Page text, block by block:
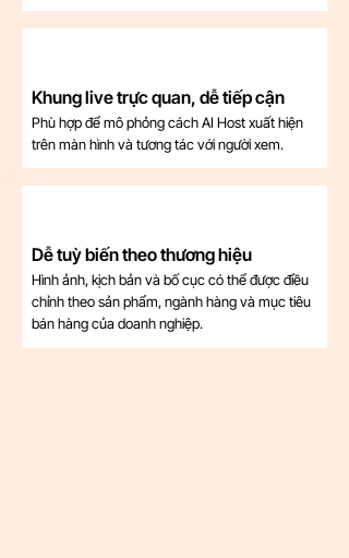
Khung live trực quan, dễ tiếp cận
Phù hợp để mô phỏng cách AI Host xuất hiện
trên màn hình và tương tác với người xem.
Dễ tuỳ biến theo thương hiệu
Hình ảnh, kịch bản và bố cục có thể được điều
chỉnh theo sản phẩm, ngành hàng và mục tiêu
bán hàng của doanh nghiệp.